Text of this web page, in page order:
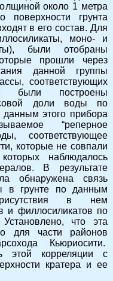
около 1 метра
поверхности грунта
в его состав. Для
моно- и
были отобраны
прошли через
данной группы
соответствующих
были построены
доли воды по
этого прибора
“реперное
соответствующее
которые не совпали
наблюдалось
В результате
обнаружена связь
в грунте по данным
в нем
и филлосиликатов по
что эта
для части районов
Кьюриосити.
этой корреляции с
кратера и ее